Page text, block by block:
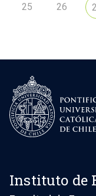
25 26
Instituto de